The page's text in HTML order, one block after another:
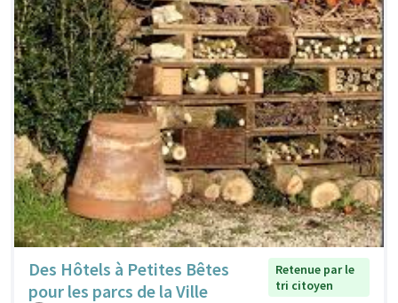
Des Hôtels à Petites Bêtes
pour les parcs de la Ville
Retenue par le
tri citoyen